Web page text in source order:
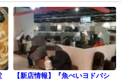
【新店情報】『魚べいヨドバシ